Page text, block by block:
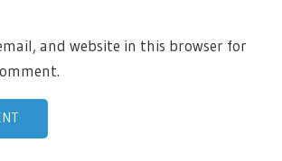
and website in this browser for